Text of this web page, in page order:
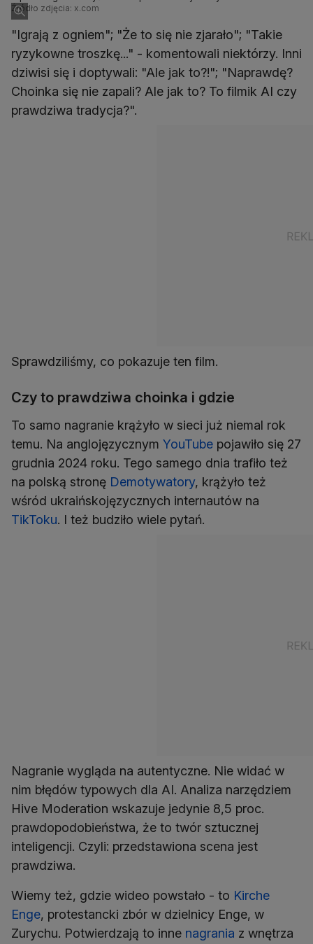
Źródło zdjęcia: x.com
"Igrają z ogniem"; "Że to się nie zjarało"; "Takie
ryzykowne troszkę..." - komentowali niektórzy. Inni
dziwisi się i doptywali: "Ale jak to?!"; "Naprawdę?
Choinka się nie zapali? Ale jak to? To filmik AI czy
prawdziwa tradycja?".
Sprawdziliśmy, co pokazuje ten film.
Czy to prawdziwa choinka i gdzie
To samo nagranie krążyło w sieci już niemal rok
temu. Na anglojęzycznym YouTube pojawiło się 27
grudnia 2024 roku. Tego samego dnia trafiło też
na polską stronę Demotywatory, krążyło też
wśród ukraińskojęzycznych internautów na
TikToku. I też budziło wiele pytań.
Nagranie wygląda na autentyczne. Nie widać w
nim błędów typowych dla AI. Analiza narzędziem
Hive Moderation wskazuje jedynie 8,5 proc.
prawdopodobieństwa, że to twór sztucznej
inteligencji. Czyli: przedstawiona scena jest
prawdziwa.
Wiemy też, gdzie wideo powstało - to Kirche
Enge, protestancki zbór w dzielnicy Enge, w
Zurychu. Potwierdzają to inne nagrania z wnętrza